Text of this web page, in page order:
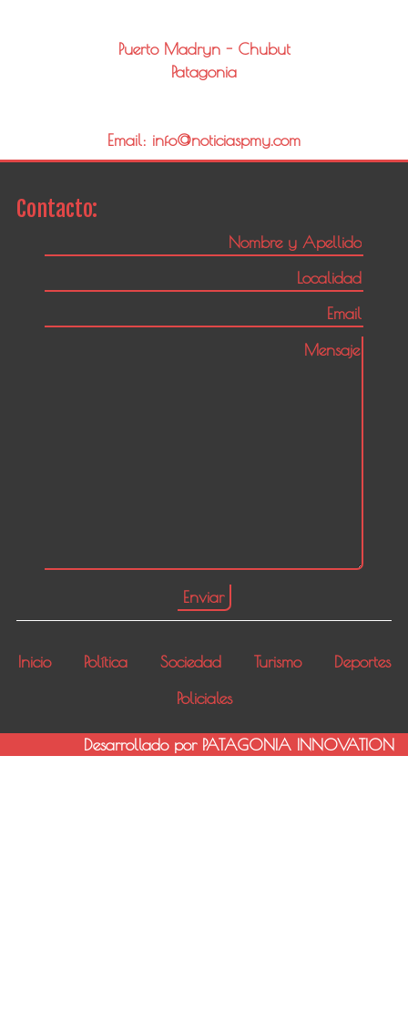
Puerto Madryn - Chubut
Patagonia
Email: info@noticiaspmy.com
Contacto:
Inicio Política Sociedad Turismo
Deportes
Policiales
Desarrollado por PATAGONIA INNOVATION